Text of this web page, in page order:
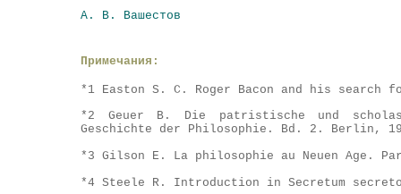
А. В. Вашестов
Примечания:
*1 Easton S. С. Roger Bacon and his
*2 Geuer В. Die patristische und
Geschichte der Philosophie. Bd. 2. Berlin,
*3 Gilson E. La philosophie au Neuen Age.
*4 Steele R. Introduction in Secretum